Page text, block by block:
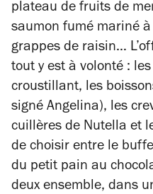
plateau de fruits de
saumon fumé mariné à
grappes de raisin…
tout y est à volonté :
croustillant, les
signé Angelina), les
cuillères de Nutella et
de choisir entre le
du petit pain au
deux ensemble, dans